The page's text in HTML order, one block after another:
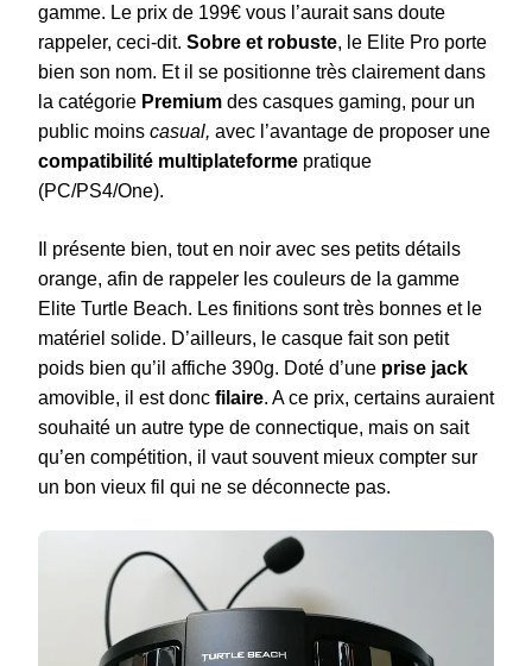
gamme. Le prix de 199€ vous l’aurait sans doute
rappeler, ceci-dit. Sobre et robuste, le Elite Pro porte
bien son nom. Et il se positionne très clairement dans
la catégorie Premium des casques gaming, pour un
public moins casual, avec l’avantage de proposer une
compatibilité multiplateforme pratique
(PC/PS4/One).
Il présente bien, tout en noir avec ses petits détails
orange, afin de rappeler les couleurs de la gamme
Elite Turtle Beach. Les finitions sont très bonnes et le
matériel solide. D’ailleurs, le casque fait son petit
poids bien qu’il affiche 390g. Doté d’une prise jack
amovible, il est donc filaire. A ce prix, certains auraient
souhaité un autre type de connectique, mais on sait
qu’en compétition, il vaut souvent mieux compter sur
un bon vieux fil qui ne se déconnecte pas.